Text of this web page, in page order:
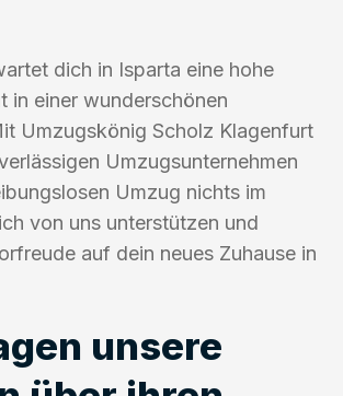
dich in Isparta eine hohe
in einer wunderschönen
Umzugskönig Scholz Klagenfurt
Umzugsunternehmen
Umzug nichts im
von uns unterstützen und
auf dein neues Zuhause in
unsere